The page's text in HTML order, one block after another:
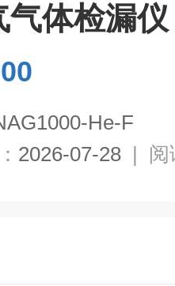
气体检漏仪
He-F
2026-07-28 | 阅